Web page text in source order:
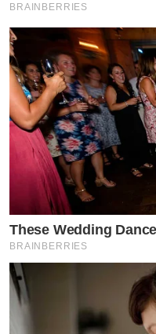
“ตอนนี้การผ่าตัดเรียบร้
ครับ ขอบพระคุณทุกๆกำ
ห่าว แกรมมี่โกลด์”
“หลังผ่าตัด ปกติแล้วจะยั
คนเดินยังไม่ได้ ลำไส้ไม่รั
แต่ทำไมเราเดินได้ตั้งแต่
ตลอดเลย”
BRAINBERRIES
These Wedding
BRAINBERRIES